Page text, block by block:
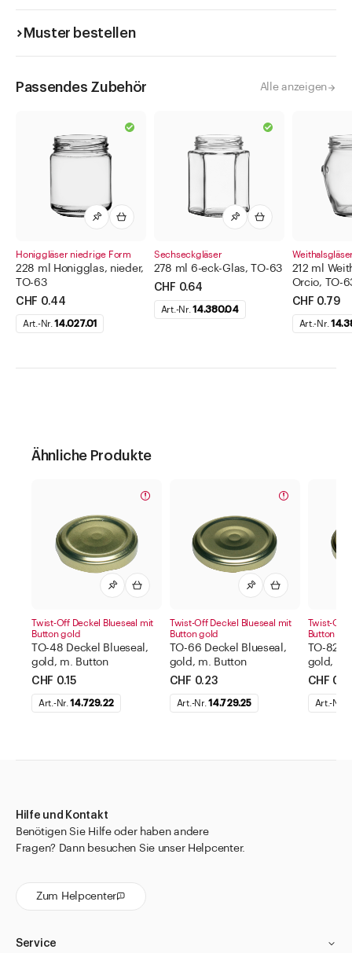
Muster bestellen
Passendes Zubehör Alle anzeigen
Honiggläser niedrige Form
228 ml Honigglas, nieder,
TO-63
CHF 0.44
Art.-Nr.14.027.01
Sechseckgläser
278 ml 6-eck-Glas, TO-63
CHF 0.64
Art.-Nr.14.380.04
212 ml
Orcio, TO-
CHF 0.79
Art.-Nr.
Ähnliche Produkte
Twist-Off Deckel Blueseal mit
Button gold
TO-48 Deckel Blueseal,
gold, m. Button
CHF 0.15
Art.-Nr.14.729.22
Twist-Off Deckel Blueseal mit
Button gold
TO-66 Deckel Blueseal,
gold, m. Button
CHF 0.23
Art.-Nr.14.729.25
Twist-Off
Button
TO-82
gold, m.
CHF
Art.-Nr.
Hilfe und Kontakt
Benötigen Sie Hilfe oder haben andere
Fragen? Dann besuchen Sie unser Helpcenter.
Zum Helpcenter
Service